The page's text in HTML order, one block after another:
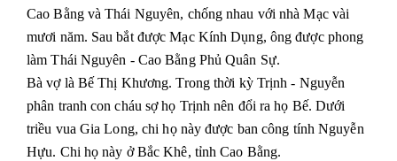
Cao Bằng và Thái Nguyên, chống nhau với nhà Mạc vài
mươi năm. Sau bắt được Mạc Kính Dụng, ông được phong
làm Thái Nguyên - Cao Bằng Phủ Quân Sự.
Bà vợ là Bế Thị Khương. Trong thời kỳ Trịnh - Nguyễn
phân tranh con cháu sợ họ Trịnh nên đổi ra họ Bế. Dưới
triều vua Gia Long, chi họ này được ban công tính Nguyễn
Hựu. Chi họ này ở Bắc Khê, tỉnh Cao Bằng.